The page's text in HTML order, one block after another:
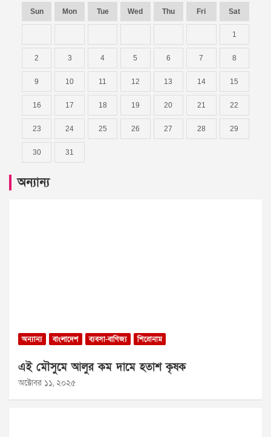
Sun Mon Tue Wed Thu Fri Sat
1
2 3 4 5 6 7 8
9 10 11 12 13 14 15
16 17 18 19 20 21 22
23 24 25 26 27 28 29
30 31
অন্যান্য
অন্যান্য বাংলাদেশ ব্যবসা-বাণিজ্য শিরোনাম
এই মৌসুমে আলুর কম দামে হতাশ কৃষক
অক্টোবর ১১, ২০২৫